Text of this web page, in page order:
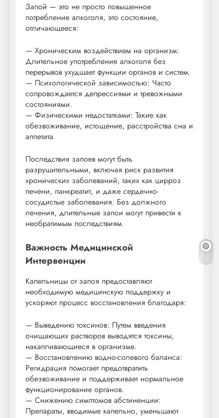
Запой — это не просто повышенное
потребление алкоголя, это состояние,
отличающееся:
— Хроническим воздействием на организм:
Длительное употребление алкоголя без
перерывов ухудшает функции органов и систем.
— Психологической зависимостью: Часто
сопровождается депрессиями и тревожными
состояниями.
— Физическими недостатками: Такие как
обезвоживание, истощение, расстройства сна и
аппетита.
Последствия запоев могут быть
разрушительными, включая риск развития
хронических заболеваний, таких как цирроз
печени, панкреатит, и даже сердечно-
сосудистые заболевания. Без должного
лечения, длительные запои могут привести к
необратимым последствиям.
Важность Медицинской
Интервенции
Капельницы от запоя предоставляют
необходимую медицинскую поддержку и
ускоряют процесс восстановления благодаря:
— Выведению токсинов: Путем введения
очищающих растворов выводятся токсины,
накапливающиеся в организме.
— Восстановлению водно-солевого баланса:
Регидрация помогает предотвратить
обезвоживание и поддерживает нормальное
функционирование органов.
— Снижению симптомов абстиненции:
Препараты, вводимые капельно, уменьшают